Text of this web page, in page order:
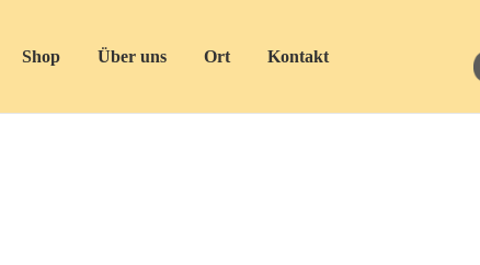
Shop Über uns Ort Kontakt